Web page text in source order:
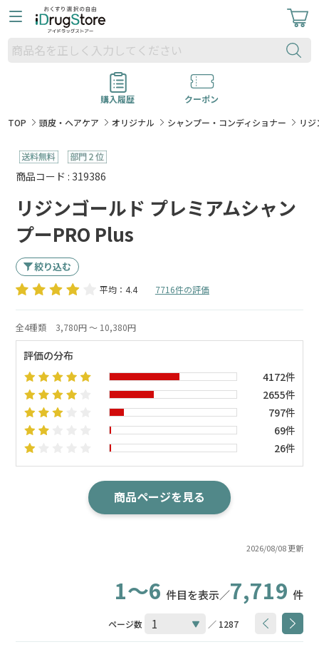
購入履歴
クーポン
TOP
頭皮・ヘアケア オリジナル シャンプー・コンディショナー リ
商品コード : 319386
リジンゴールド プレミアムシャン
プーPRO Plus
絞り込む
平均：4.4 7716件の評価
2026/08/08 更新
全4種類 3,780円 ～ 10,380円
評価の分布
4172件
2655件
797件
69件
26件
商品ページを見る
1～6 件目を表示／7,719 件
ページ数 ／ 1287